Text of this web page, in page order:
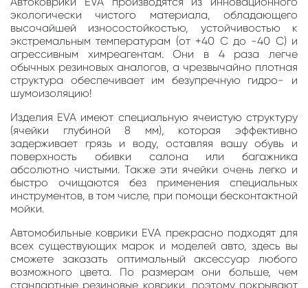
экологически чистого материала, обладающего
высочайшей износостойкостью, устойчивостью к
экстремальным температурам (от +40 С до -40 С) и
агрессивным химреагентам. Они в 4 раза легче
обычных резиновых аналогов, а чрезвычайно плотная
структура обеспечивает им безупречную гидро- и
шумоизоляцию!
Изделия EVA имеют специальную ячеистую структуру
(ячейки глубиной 8 мм), которая эффективно
задерживает грязь и воду, оставляя вашу обувь и
поверхность обивки салона или багажника
абсолютно чистыми. Также эти ячейки очень легко и
быстро очищаются без применения специальных
инструментов, в том числе, при помощи бесконтактной
мойки.
Автомобильные коврики EVA прекрасно подходят для
всех существующих марок и моделей авто, здесь вы
сможете заказать оптимальный аксессуар любого
возможного цвета. По размерам они больше, чем
стандартные резиновые коврики, поэтому покрывают